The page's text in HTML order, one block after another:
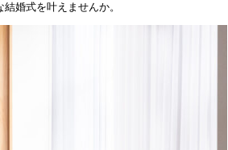
婚式を叶えませんか。